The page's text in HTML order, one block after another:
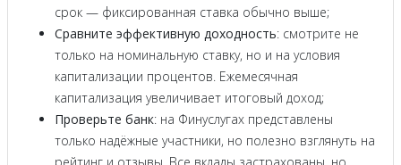
срок — фиксированная ставка обычно выше;
Сравните эффективную доходность: смотрите не
только на номинальную ставку, но и на условия
капитализации процентов. Ежемесячная
капитализация увеличивает итоговый доход;
Проверьте банк: на Финуслугах представлены
только надёжные участники, но полезно взглянуть на